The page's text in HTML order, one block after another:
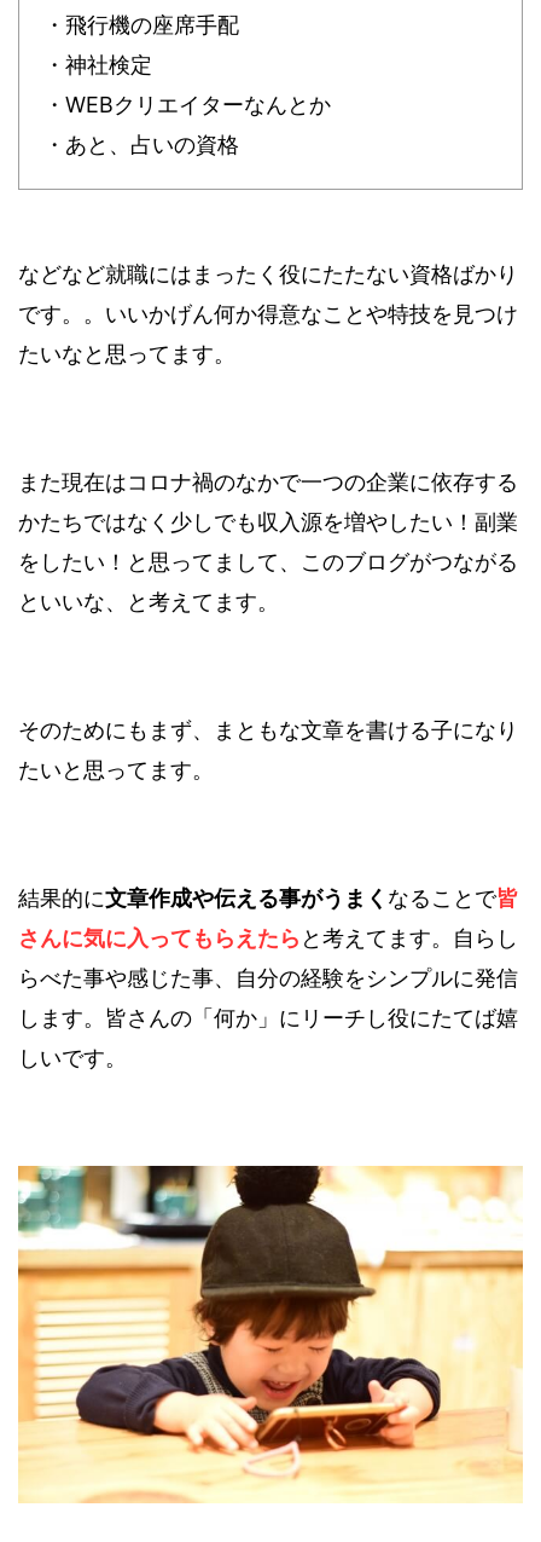
・飛行機の座席手配
・神社検定
・WEBクリエイターなんとか
・あと、占いの資格
などなど就職にはまったく役にたたない資格ばかり
です。。いいかげん何か得意なことや特技を見つけ
たいなと思ってます。
また現在はコロナ禍のなかで一つの企業に依存する
かたちではなく少しでも収入源を増やしたい！副業
をしたい！と思ってまして、このブログがつながる
といいな、と考えてます。
そのためにもまず、まともな文章を書ける子になり
たいと思ってます。
結果的に文章作成や伝える事がうまく なることで皆
さんに気に入ってもらえたら と考えてます。自らし
らべた事や感じた事、自分の経験をシンプルに発信
します。皆さんの「何か」にリーチし役にたてば嬉
しいです。